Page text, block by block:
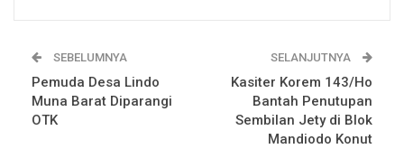
SEBELUMNYA
Pemuda Desa Lindo
Muna Barat Diparangi
OTK
SELANJUTNYA
Kasiter Korem 143/Ho
Bantah Penutupan
Sembilan Jety di Blok
Mandiodo Konut